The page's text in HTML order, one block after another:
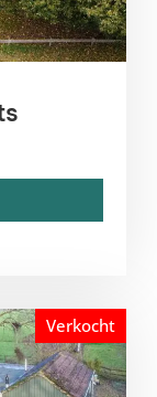
Verkocht